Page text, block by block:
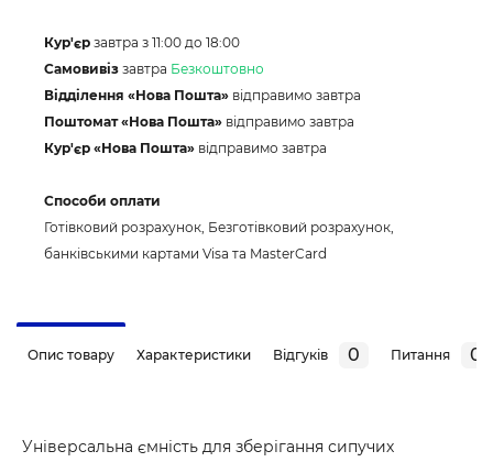
Кур'єр завтра з 11:00 до 18:00
Самовивіз завтра Безкоштовно
Відділення «Нова Пошта» відправимо завтра
Поштомат «Нова Пошта» відправимо завтра
Кур'єр «Нова Пошта» відправимо завтра
Способи оплати
Готівковий розрахунок, Безготівковий розрахунок,
банківськими картами Visa та MasterCard
Опис товару Характеристики Відгуків 0 Питання 0
Універсальна ємність для зберігання сипучих